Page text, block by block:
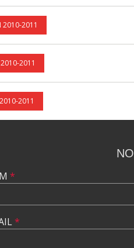
2010-2011
2010-2011
2011
*
*